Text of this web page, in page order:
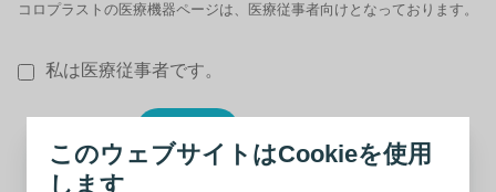
このウェブサイトはCookieを使用
します
コロプラストの医療機器ページは、医療従事者向けとなっております。
私は医療従事者です。